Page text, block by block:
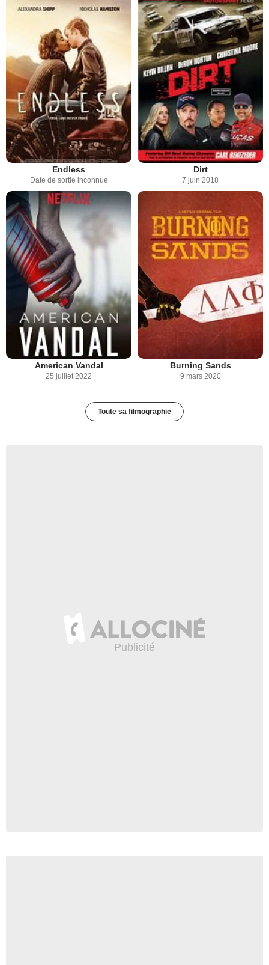
Endless
Date de sortie inconnue
Dirt
7 juin 2018
American Vandal
25 juillet 2022
Burning Sands
9 mars 2020
Toute sa filmographie